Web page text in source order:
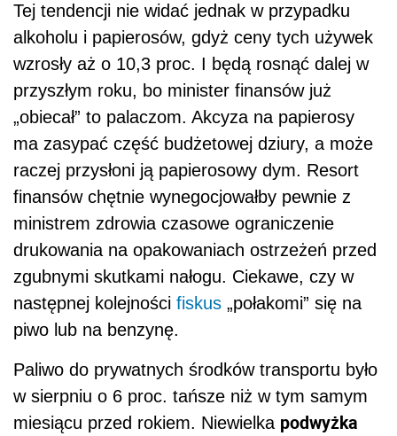
Tej tendencji nie widać jednak w przypadku
alkoholu i papierosów, gdyż ceny tych używek
wzrosły aż o 10,3 proc. I będą rosnąć dalej w
przyszłym roku, bo minister finansów już
„obiecał” to palaczom. Akcyza na papierosy
ma zasypać część budżetowej dziury, a może
raczej przysłoni ją papierosowy dym. Resort
finansów chętnie wynegocjowałby pewnie z
ministrem zdrowia czasowe ograniczenie
drukowania na opakowaniach ostrzeżeń przed
zgubnymi skutkami nałogu. Ciekawe, czy w
następnej kolejności fiskus „połakomi” się na
piwo lub na benzynę.
Paliwo do prywatnych środków transportu było
w sierpniu o 6 proc. tańsze niż w tym samym
miesiącu przed rokiem. Niewielka podwyżka